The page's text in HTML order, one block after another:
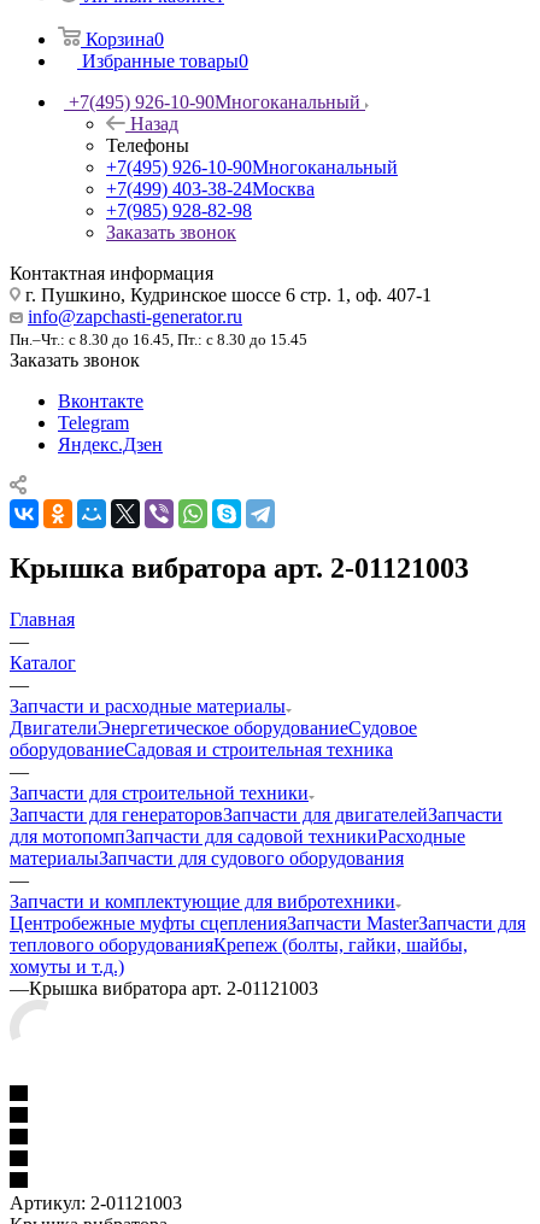
Корзина0
Избранные товары0
+7(495) 926-10-90Многоканальный
Назад
Телефоны
+7(495) 926-10-90Многоканальный
+7(499) 403-38-24Москва
+7(985) 928-82-98
Заказать звонок
Контактная информация
г. Пушкино, Кудринское шоссе 6 стр. 1, оф. 407-1
info@zapchasti-generator.ru
Пн.–Чт.: с 8.30 до 16.45, Пт.: с 8.30 до 15.45
Заказать звонок
Вконтакте
Telegram
Яндекс.Дзен
Крышка вибратора арт. 2-01121003
Главная
—
Каталог
—
Запчасти и расходные материалы
ДвигателиЭнергетическое оборудованиеСудовое
оборудованиеСадовая и строительная техника
—
Запчасти для строительной техники
Запчасти для генераторовЗапчасти для двигателейЗапчасти
для мотопомпЗапчасти для садовой техникиРасходные
материалыЗапчасти для судового оборудования
—
Запчасти и комплектующие для вибротехники
Центробежные муфты сцепленияЗапчасти MasterЗапчасти для
теплового оборудованияКрепеж (болты, гайки, шайбы,
хомуты и т.д.)
—Крышка вибратора арт. 2-01121003
Артикул: 2-01121003